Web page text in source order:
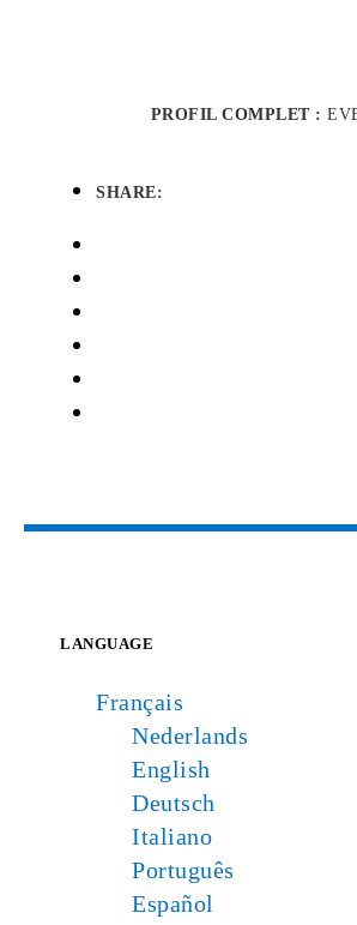
PROFIL COMPLET :
SHARE:
LANGUAGE
Français
Nederlands
English
Deutsch
Italiano
Português
Español